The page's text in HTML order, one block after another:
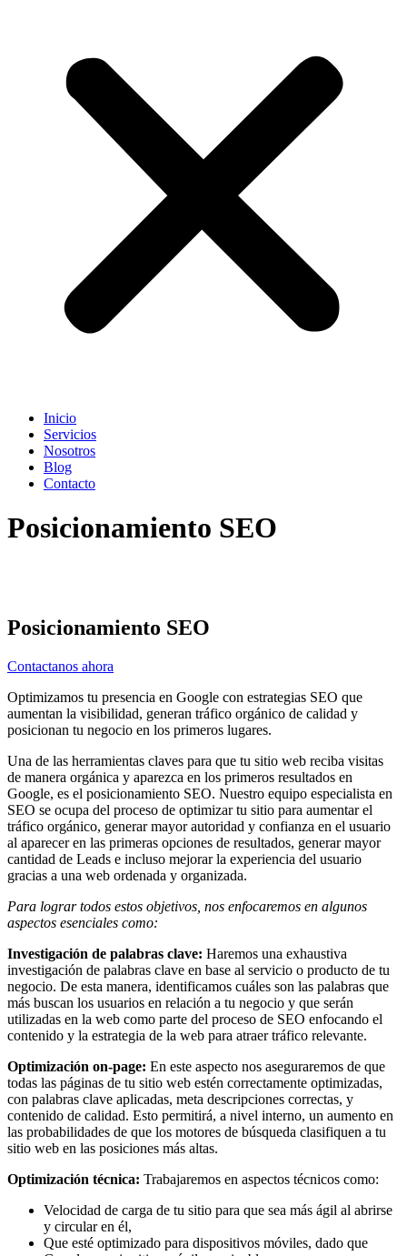
Inicio
Servicios
Nosotros
Blog
Contacto
Posicionamiento SEO
Posicionamiento SEO
Contactanos ahora
Optimizamos tu presencia en Google con estrategias SEO que
aumentan la visibilidad, generan tráfico orgánico de calidad y
posicionan tu negocio en los primeros lugares.
Una de las herramientas claves para que tu sitio web reciba visitas
de manera orgánica y aparezca en los primeros resultados en
Google, es el posicionamiento SEO. Nuestro equipo especialista en
SEO se ocupa del proceso de optimizar tu sitio para aumentar el
tráfico orgánico, generar mayor autoridad y confianza en el usuario
al aparecer en las primeras opciones de resultados, generar mayor
cantidad de Leads e incluso mejorar la experiencia del usuario
gracias a una web ordenada y organizada.
Para lograr todos estos objetivos, nos enfocaremos en algunos
aspectos esenciales como:
Investigación de palabras clave: Haremos una exhaustiva
investigación de palabras clave en base al servicio o producto de tu
negocio. De esta manera, identificamos cuáles son las palabras que
más buscan los usuarios en relación a tu negocio y que serán
utilizadas en la web como parte del proceso de SEO enfocando el
contenido y la estrategia de la web para atraer tráfico relevante.
Optimización on-page: En este aspecto nos aseguraremos de que
todas las páginas de tu sitio web estén correctamente optimizadas,
con palabras clave aplicadas, meta descripciones correctas, y
contenido de calidad. Esto permitirá, a nivel interno, un aumento en
las probabilidades de que los motores de búsqueda clasifiquen a tu
sitio web en las posiciones más altas.
Optimización técnica: Trabajaremos en aspectos técnicos como:
Velocidad de carga de tu sitio para que sea más ágil al abrirse
y circular en él,
Que esté optimizado para dispositivos móviles, dado que